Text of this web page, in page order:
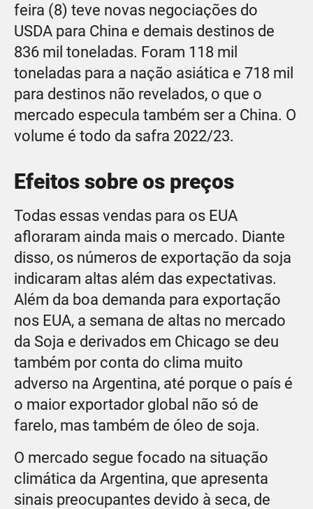
feira (8) teve novas negociações do
USDA para China e demais destinos de
836 mil toneladas. Foram 118 mil
toneladas para a nação asiática e 718 mil
para destinos não revelados, o que o
mercado especula também ser a China. O
volume é todo da safra 2022/23.
Efeitos sobre os preços
Todas essas vendas para os EUA
afloraram ainda mais o mercado. Diante
disso, os números de exportação da soja
indicaram altas além das expectativas.
Além da boa demanda para exportação
nos EUA, a semana de altas no mercado
da Soja e derivados em Chicago se deu
também por conta do clima muito
adverso na Argentina, até porque o país é
o maior exportador global não só de
farelo, mas também de óleo de soja.
O mercado segue focado na situação
climática da Argentina, que apresenta
sinais preocupantes devido à seca, de